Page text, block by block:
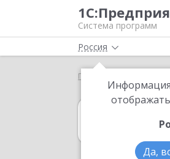
Система программ
Россия
Информация
Да,
Главная
в